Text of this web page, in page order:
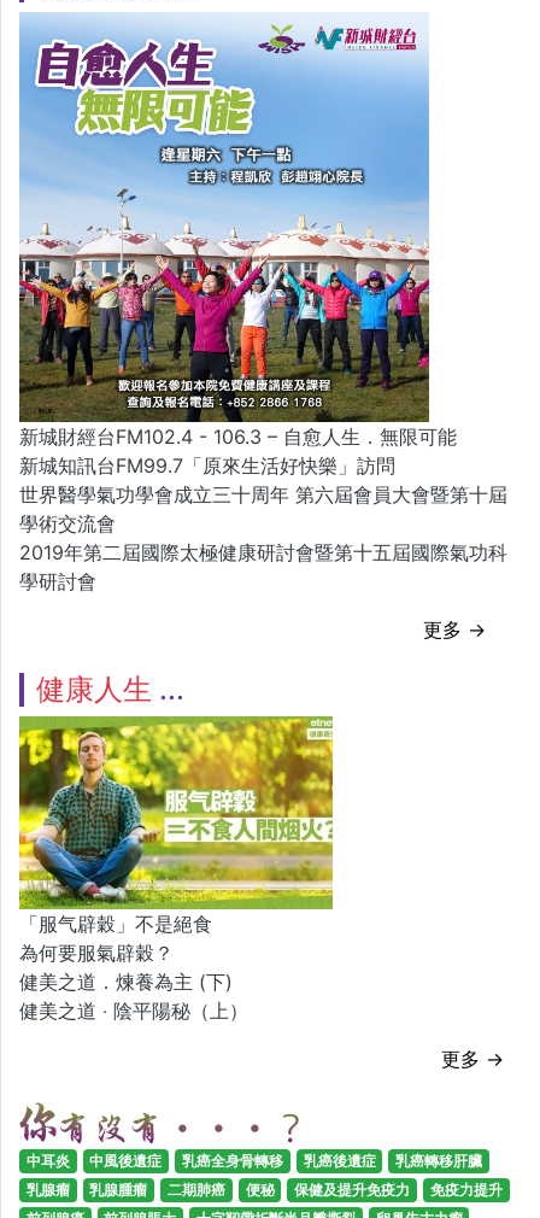
新城財經台FM102.4 - 106.3 – 自愈人生．無限可能
新城知訊台FM99.7「原來生活好快樂」訪問
世界醫學氣功學會成立三十周年 第六屆會員大會暨第十屆
學術交流會
2019年第二屆國際太極健康研討會暨第十五屆國際氣功科
學研討會
更多 →
健康人生
「服气辟穀」不是絕食
為何要服氣辟穀？
健美之道．煉養為主 (下)
健美之道 ‧ 陰平陽秘（上）
更多 →
中耳炎 中風後遺症 乳癌全身骨轉移 乳癌後遺症
乳癌轉移肝臟
乳腺瘤
乳腺腫瘤 二期肺癌 便秘 保健及提升免疫力
免疫力提升